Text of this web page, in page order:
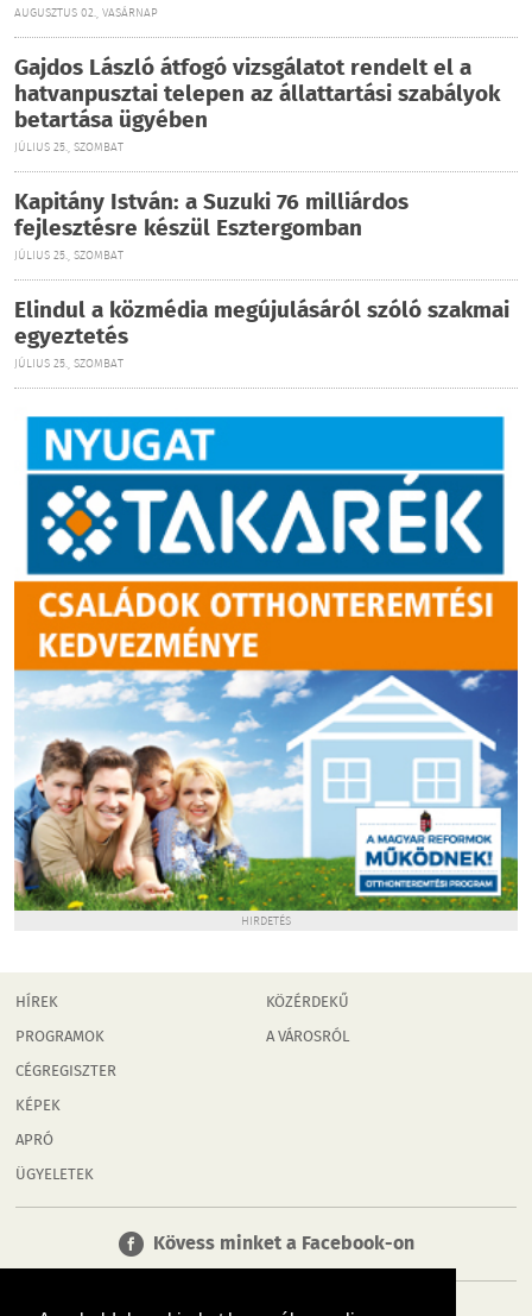
AUGUSZTUS 02., VASÁRNAP
Gajdos László átfogó vizsgálatot rendelt el a
hatvanpusztai telepen az állattartási szabályok
betartása ügyében
JÚLIUS 25., SZOMBAT
Kapitány István: a Suzuki 76 milliárdos
fejlesztésre készül Esztergomban
JÚLIUS 25., SZOMBAT
Elindul a közmédia megújulásáról szóló szakmai
egyeztetés
JÚLIUS 25., SZOMBAT
HIRDETÉS
HÍREK
PROGRAMOK
CÉGREGISZTER
KÉPEK
APRÓ
ÜGYELETEK
KÖZÉRDEKŰ
A VÁROSRÓL
Kövess minket a Facebook-on